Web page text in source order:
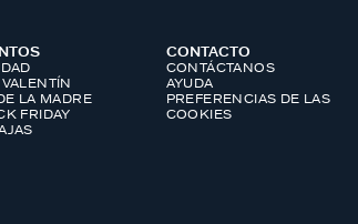
LA MADRE
FRIDAY
CONTACTO
CONTÁCTANOS
AYUDA
PREFERENCIAS DE LAS
COOKIES